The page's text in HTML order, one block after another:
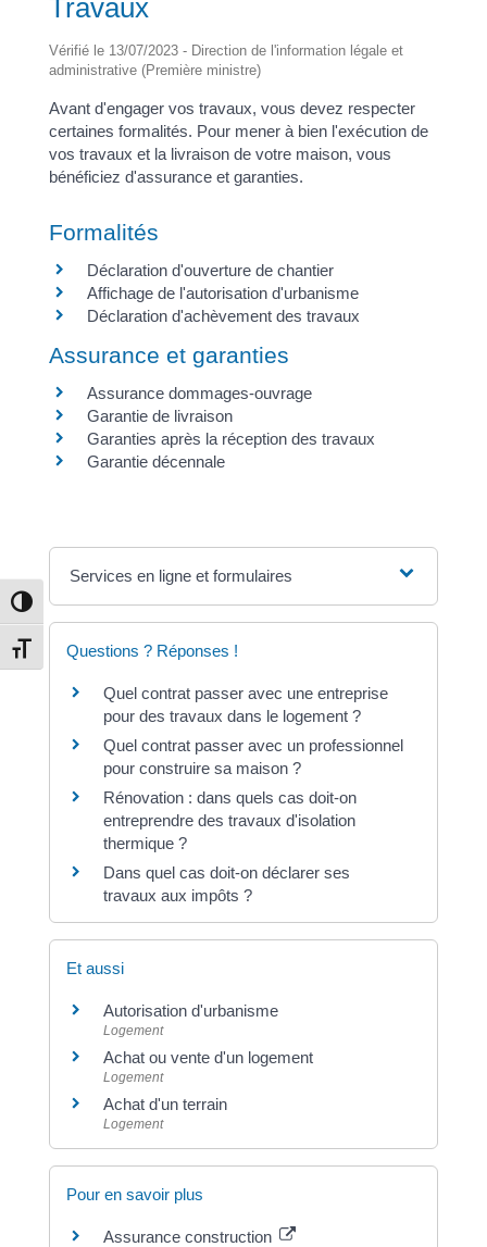
Passer en contraste élevé
Changer la taille de la police
Travaux
Vérifié le 13/07/2023 - Direction de l'information légale et
administrative (Première ministre)
Avant d'engager vos travaux, vous devez respecter
certaines formalités. Pour mener à bien l'exécution de
vos travaux et la livraison de votre maison, vous
bénéficiez d'assurance et garanties.
Formalités
Déclaration d'ouverture de chantier
Affichage de l'autorisation d'urbanisme
Déclaration d'achèvement des travaux
Assurance et garanties
Assurance dommages-ouvrage
Garantie de livraison
Garanties après la réception des travaux
Garantie décennale
Services en ligne et formulaires
Questions ? Réponses !
Quel contrat passer avec une entreprise
pour des travaux dans le logement ?
Quel contrat passer avec un professionnel
pour construire sa maison ?
Rénovation : dans quels cas doit-on
entreprendre des travaux d'isolation
thermique ?
Dans quel cas doit-on déclarer ses
travaux aux impôts ?
Et aussi
Autorisation d'urbanisme
Logement
Achat ou vente d'un logement
Logement
Achat d'un terrain
Logement
Pour en savoir plus
Assurance construction